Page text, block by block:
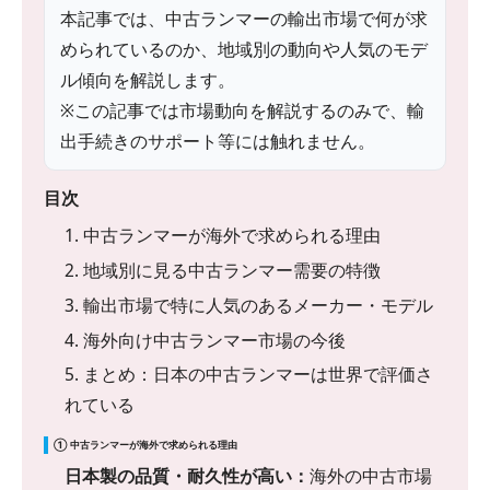
本記事では、中古ランマーの輸出市場で何が求
められているのか、地域別の動向や人気のモデ
ル傾向を解説します。
※この記事では市場動向を解説するのみで、輸
出手続きのサポート等には触れません。
目次
1. 中古ランマーが海外で求められる理由
2. 地域別に見る中古ランマー需要の特徴
3. 輸出市場で特に人気のあるメーカー・モデル
4. 海外向け中古ランマー市場の今後
5. まとめ：日本の中古ランマーは世界で評価さ
れている
① 中古ランマーが海外で求められる理由
日本製の品質・耐久性が高い： 海外の中古市場